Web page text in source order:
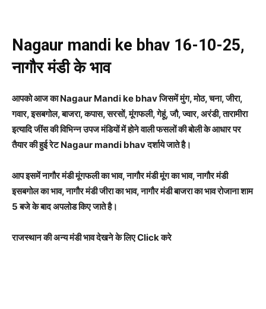
Nagaur mandi ke bhav 16-10-25,
नागौर मंडी के भाव
आपको आज का Nagaur Mandi ke bhav जिसमें मुंग, मोठ, चना, जीरा,
गवार, इसबगोल, बाजरा, कपास, सरसों, मूंगफली, गेहूं, जौ, ज्वार, अरंडी, तारामीरा
इत्यादि जींस की विभिन्न उपज मंडियों में होने वाली फसलों की बोली के आधार पर
तैयार की हुई रेट Nagaur mandi bhav दर्शाये जाते है।
आप इसमें नागौर मंडी मूंगफली का भाव, नागौर मंडी मूंग का भाव, नागौर मंडी
इसबगोल का भाव, नागौर मंडी जीरा का भाव, नागौर मंडी बाजरा का भाव रोजाना शाम
5 बजे के बाद अपलोड किए जाते है।
राजस्थान की अन्य मंडी भाव देखने के लिए Click करे